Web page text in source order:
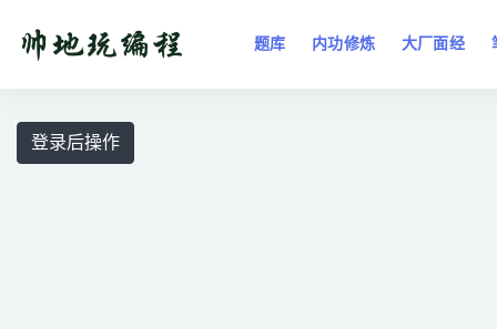
题库 内功修炼 大厂面经
登录后操作